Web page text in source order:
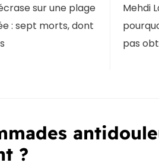
sur une plage
: sept morts, dont
Mehdi
pas
?